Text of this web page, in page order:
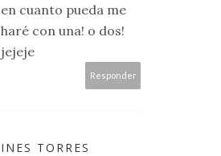
en cuanto pueda me
haré con una! o dos!
jejeje
Responder
INES TORRES